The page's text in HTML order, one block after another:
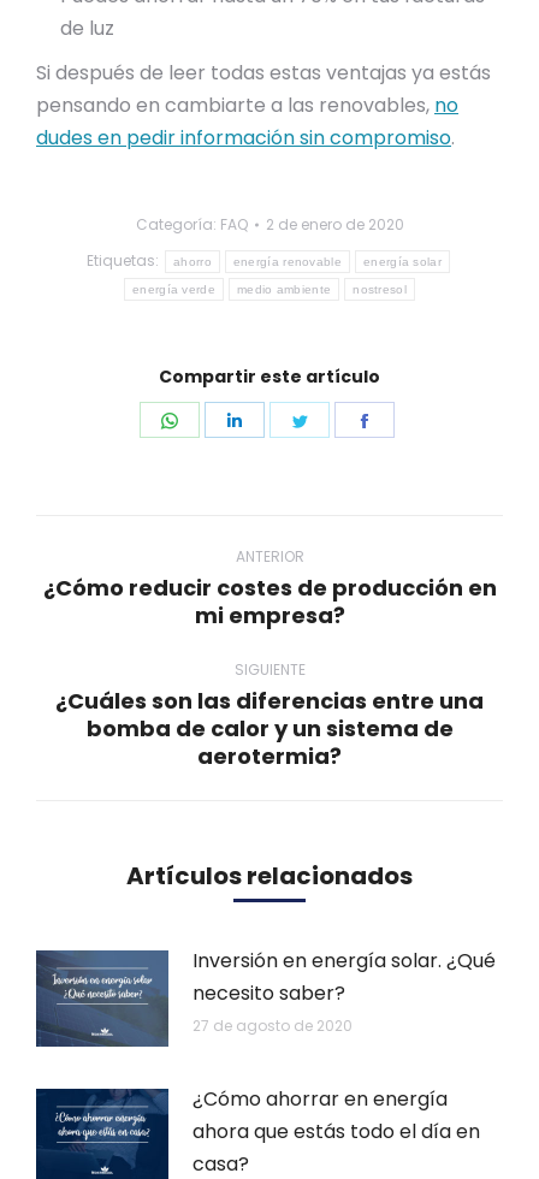
de luz
Si después de leer todas estas ventajas ya estás
pensando en cambiarte a las renovables, no
dudes en pedir información sin compromiso.
Categoría: FAQ
2 de enero de 2020
Etiquetas:
ahorro energía renovable energía solar
energía verde medio ambiente nostresol
Compartir este artículo
Share
Share
Share
publicaciones
ANTERIOR
Publicación
anterior:
¿Cómo reducir costes de producción en
mi empresa?
SIGUIENTE
Publicación
siguiente:
¿Cuáles son las diferencias entre una
bomba de calor y un sistema de
aerotermia?
Artículos relacionados
Inversión en energía solar. ¿Qué
necesito saber?
27 de agosto de 2020
¿Cómo ahorrar en energía
ahora que estás todo el día en
casa?